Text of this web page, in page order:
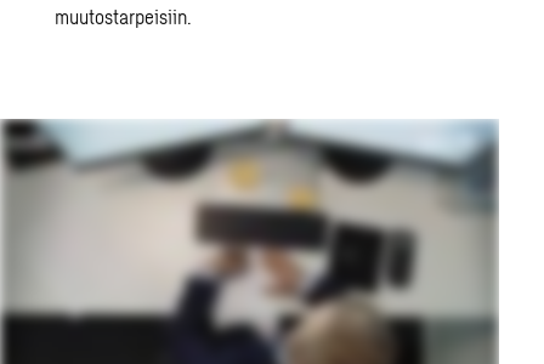
muutostarpeisiin.